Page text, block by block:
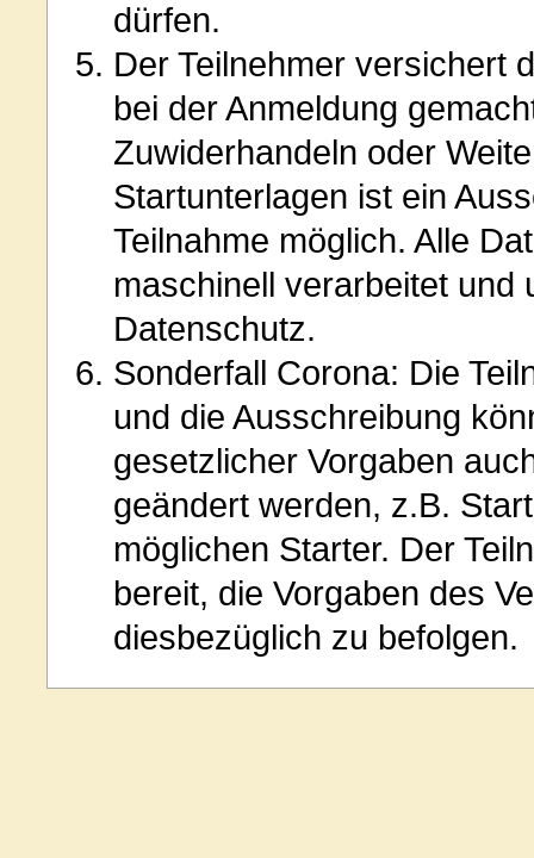
dürfen.
Der Teilnehmer versichert
bei der Anmeldung
Zuwiderhandeln oder
Startunterlagen ist ein
Teilnahme möglich. Alle
maschinell verarbeitet und
Datenschutz.
Sonderfall Corona: Die
und die Ausschreibung
gesetzlicher Vorgaben
geändert werden, z.B.
möglichen Starter. Der
bereit, die Vorgaben des
diesbezüglich zu befolgen.